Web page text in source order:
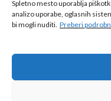
Spletno mesto uporablja
analizo uporabe, oglasnih
bi mogli nuditi. Preberi
🎁
Vpiši podatke